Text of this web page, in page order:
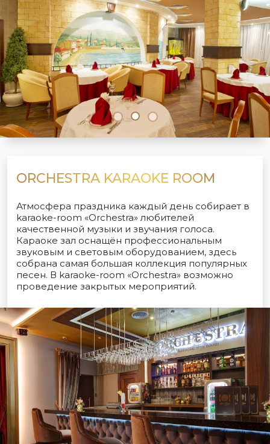
ORCHESTRA KARAOKE ROOM
Атмосфера праздника каждый день собирает в
karaoke-room «Orchestra» любителей
качественной музыки и звучания голоса.
Караоке зал оснащён профессиональным
звуковым и световым оборудованием, здесь
собрана самая большая коллекция популярных
песен. В karaoke-room «Orchestra» возможно
проведение закрытых мероприятий.